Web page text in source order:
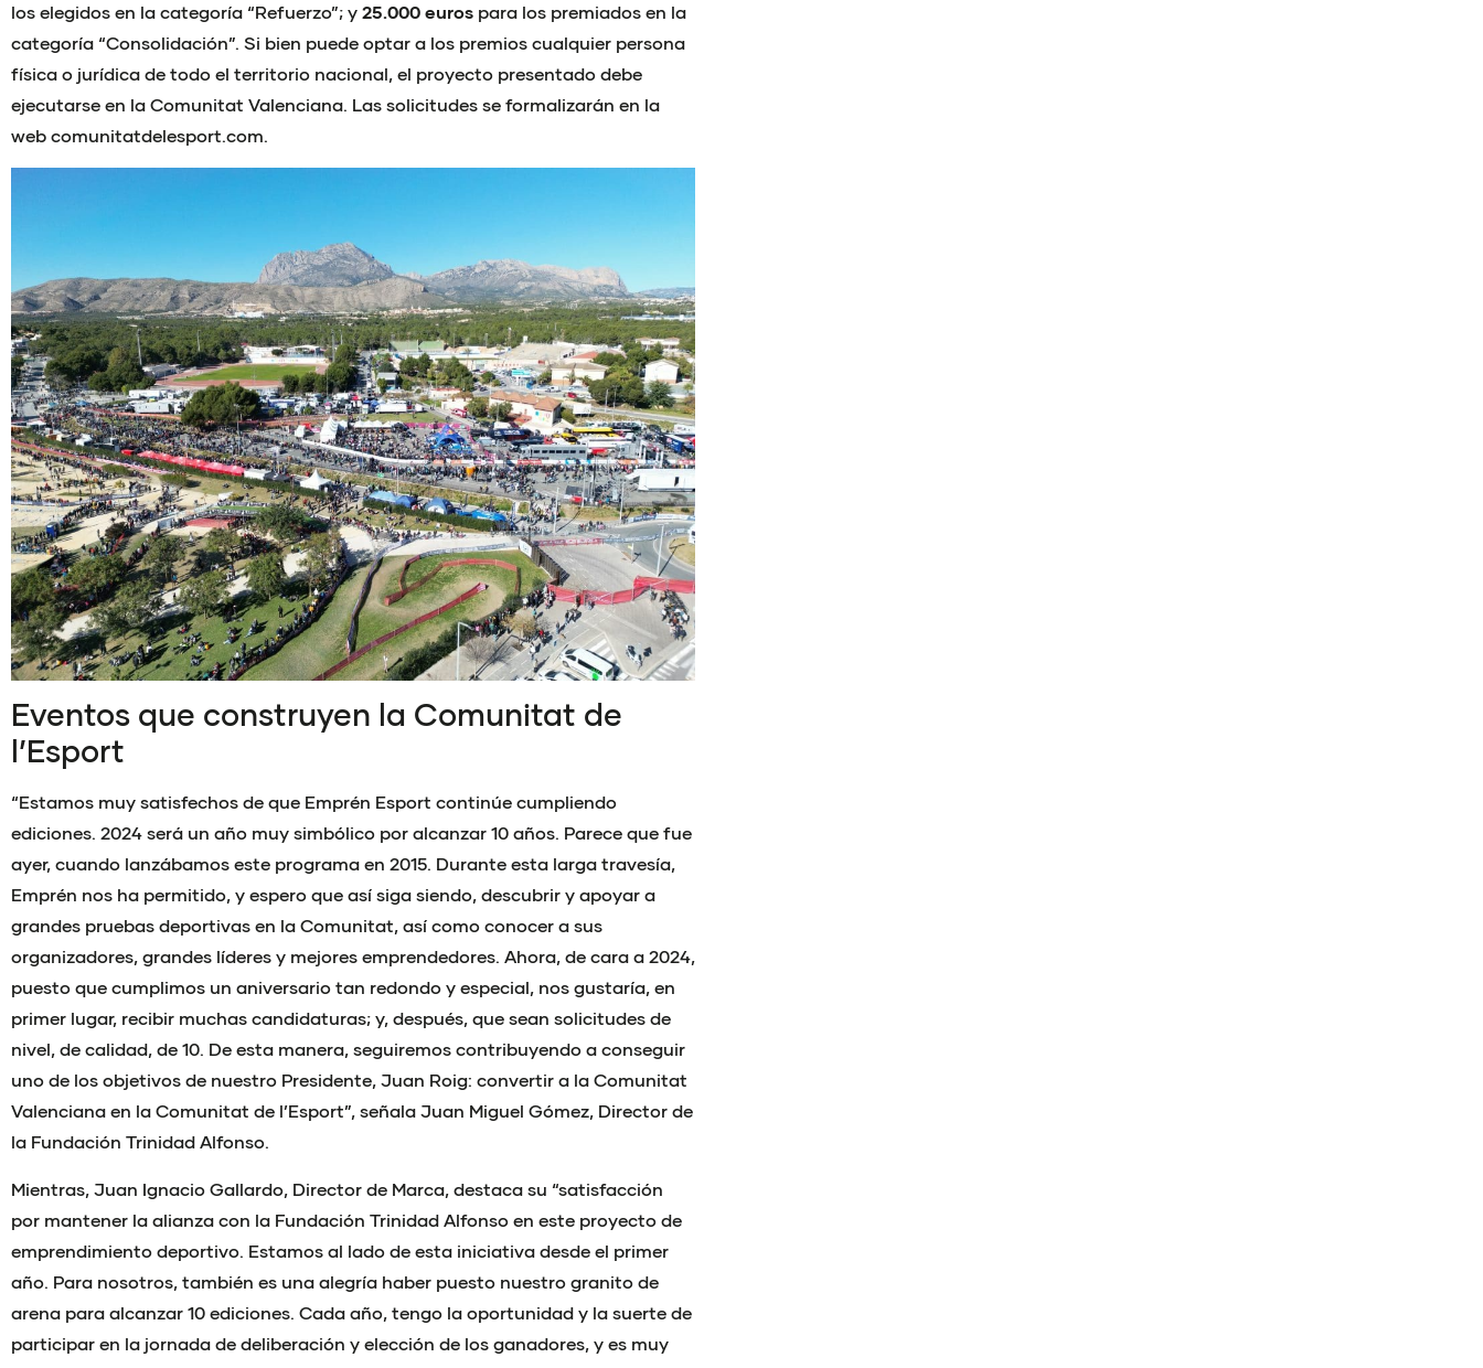
los elegidos en la categoría “Refuerzo”; y 25.000 euros para los premiados en la
categoría “Consolidación”. Si bien puede optar a los premios cualquier persona
física o jurídica de todo el territorio nacional, el proyecto presentado debe
ejecutarse en la Comunitat Valenciana. Las solicitudes se formalizarán en la
web comunitatdelesport.com.
Eventos que construyen la Comunitat de
l’Esport
“Estamos muy satisfechos de que Emprén Esport continúe cumpliendo
ediciones. 2024 será un año muy simbólico por alcanzar 10 años. Parece que fue
ayer, cuando lanzábamos este programa en 2015. Durante esta larga travesía,
Emprén nos ha permitido, y espero que así siga siendo, descubrir y apoyar a
grandes pruebas deportivas en la Comunitat, así como conocer a sus
organizadores, grandes líderes y mejores emprendedores. Ahora, de cara a 2024,
puesto que cumplimos un aniversario tan redondo y especial, nos gustaría, en
primer lugar, recibir muchas candidaturas; y, después, que sean solicitudes de
nivel, de calidad, de 10. De esta manera, seguiremos contribuyendo a conseguir
uno de los objetivos de nuestro Presidente, Juan Roig: convertir a la Comunitat
Valenciana en la Comunitat de l’Esport”, señala Juan Miguel Gómez, Director de
la Fundación Trinidad Alfonso.
Mientras, Juan Ignacio Gallardo, Director de Marca, destaca su “satisfacción
por mantener la alianza con la Fundación Trinidad Alfonso en este proyecto de
emprendimiento deportivo. Estamos al lado de esta iniciativa desde el primer
año. Para nosotros, también es una alegría haber puesto nuestro granito de
arena para alcanzar 10 ediciones. Cada año, tengo la oportunidad y la suerte de
participar en la jornada de deliberación y elección de los ganadores, y es muy